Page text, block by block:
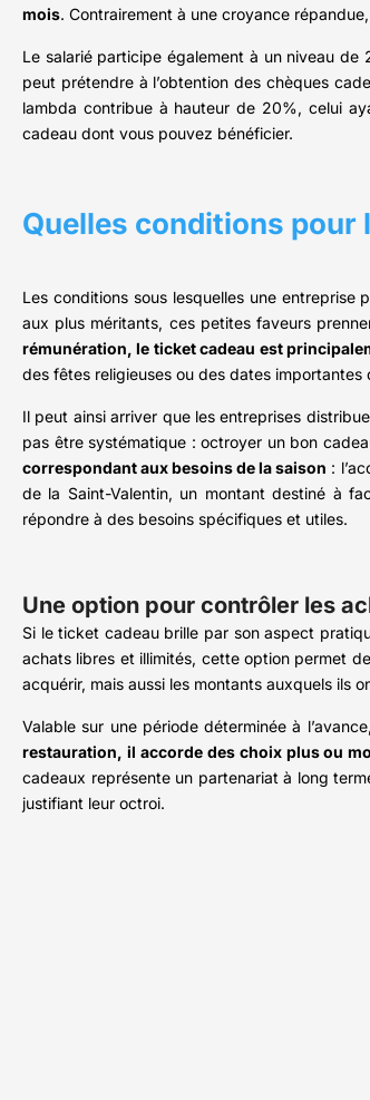
mois. Contrairement à une croyance
Le salarié participe également à un niveau de
peut prétendre à l’obtention des chèques
lambda contribue à hauteur de 20%, celui
cadeau dont vous pouvez bénéficier.
Quelles conditions pour
Les conditions sous lesquelles une entreprise
aux plus méritants, ces petites faveurs
rémunération, le ticket cadeau est
des fêtes religieuses ou des dates importantes
Il peut ainsi arriver que les entreprises
pas être systématique : octroyer un bon
correspondant aux besoins de la saison :
de la Saint-Valentin, un montant destiné à
répondre à des besoins spécifiques et utiles.
Une option pour contrôler les
Si le ticket cadeau brille par son aspect
achats libres et illimités, cette option permet
acquérir, mais aussi les montants auxquels ils
Valable sur une période déterminée à
restauration, il accorde des choix plus ou
cadeaux représente un partenariat à long
justifiant leur octroi.